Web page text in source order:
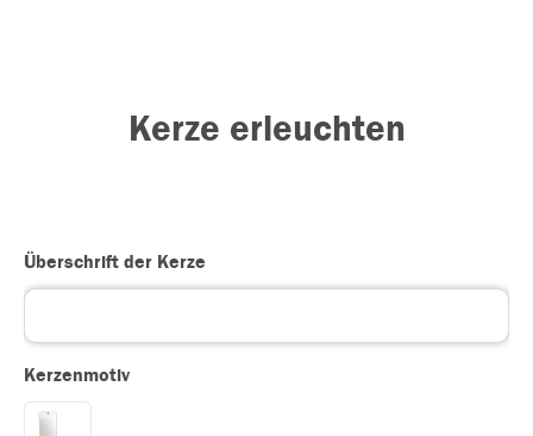
Kerze erleuchten
Überschrift der Kerze
Kerzenmotiv